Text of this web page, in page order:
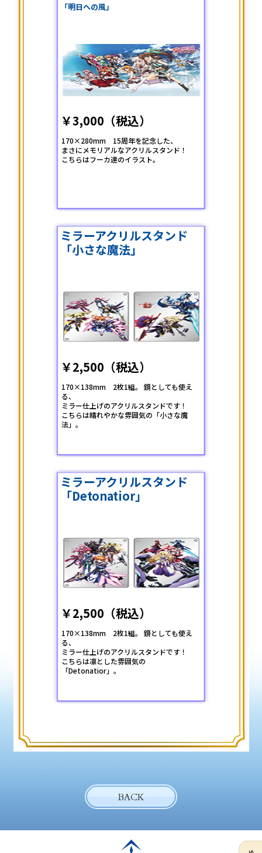
「明日への風」
￥3,000（税込）
170×280mm 15周年を記念した、
まさにメモリアルなアクリルスタンド！
こちらはフーカ達のイラスト。
ミラーアクリルスタンド
「小さな魔法」
￥2,500（税込）
170×138mm 2枚1組。 鏡としても使え
る、
ミラー仕上げのアクリルスタンドです！
こちらは晴れやかな雰囲気の「小さな魔
法」。
ミラーアクリルスタンド
「Detonatior」
￥2,500（税込）
170×138mm 2枚1組。 鏡としても使え
る、
ミラー仕上げのアクリルスタンドです！
こちらは凛とした雰囲気の
「Detonatior」。
BACK